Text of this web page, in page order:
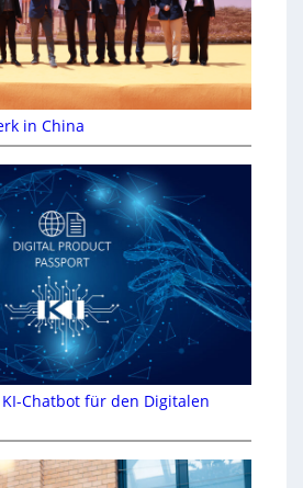
in China
Chatbot für den Digitalen